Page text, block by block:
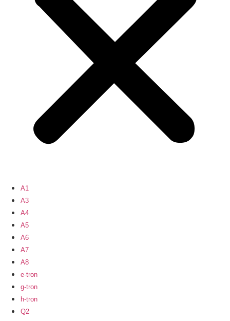
A1
A3
A4
A5
A6
A7
A8
e-tron
g-tron
h-tron
Q2